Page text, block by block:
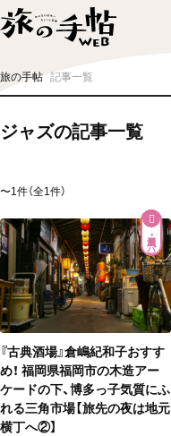
旅の手帖 記事一覧
ジャズの記事一覧
〜1件（全1件）
居酒屋・バー
『古典酒場』倉嶋紀和子おすす
め！ 福岡県福岡市の木造アー
ケードの下、博多っ子気質にふ
れる三角市場【旅先の夜は地元
横丁へ②】
温泉
グルメ
街歩き